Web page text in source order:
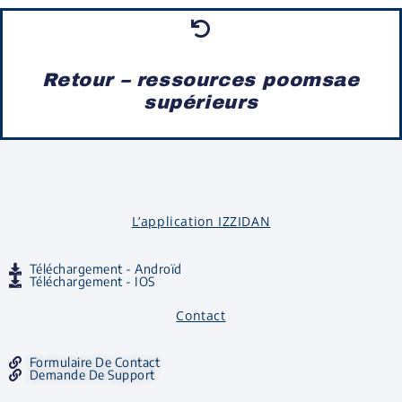
Retour – ressources poomsae
supérieurs
L’application IZZIDAN
Téléchargement - Androïd
Téléchargement - IOS
Contact
Formulaire De Contact
Demande De Support